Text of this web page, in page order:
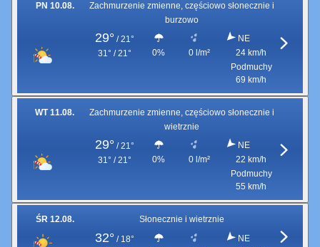
PN 10.08.
Zachmurzenie zmienne, częściowo słonecznie i
burzowo
29° / 21°
31° / 21°
0% 0 l/m²
NE
24 km/h
Podmuchy
69 km/h
WT 11.08.
Zachmurzenie zmienne, częściowo słonecznie i
wietrznie
29° / 21°
31° / 21°
0% 0 l/m²
NE
22 km/h
Podmuchy
55 km/h
ŚR 12.08. Słonecznie i wietrznie
32° / 18°
NE